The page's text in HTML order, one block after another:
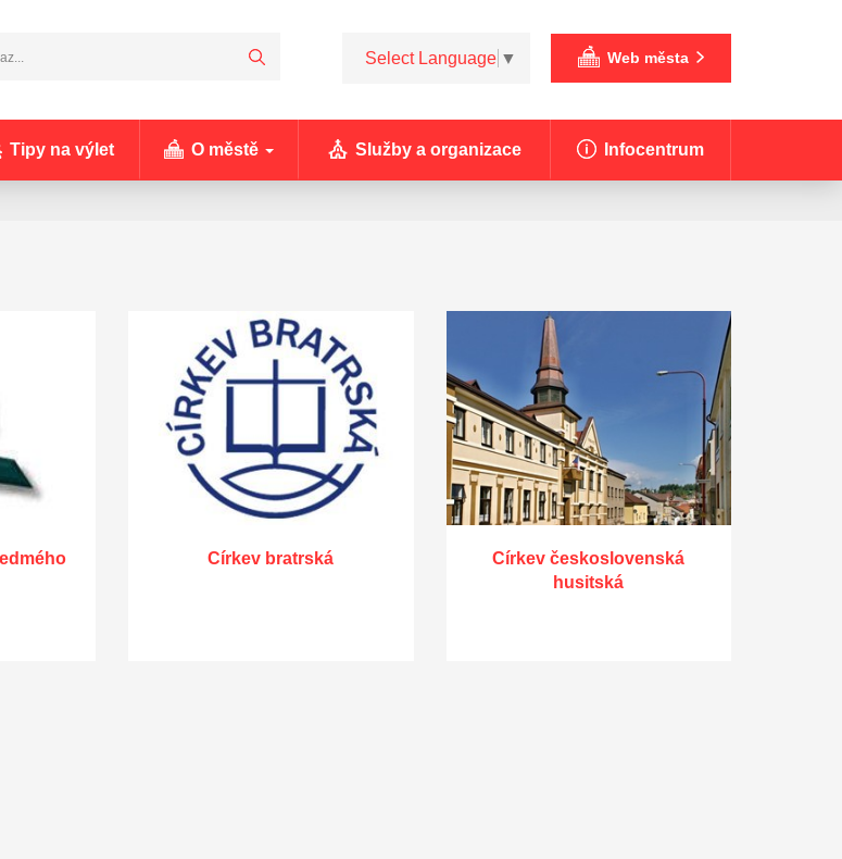
Select Language ▼ Web města
Tipy na výlet O městě Služby a organizace Infocentrum
Církev bratrská
Církev československá
husitská